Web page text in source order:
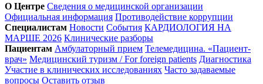
О Центре Сведения о медицинской организации
Официальная информация Противодействие коррупции
Специалистам Новости События КАРДИОЛОГИЯ НА
МАРШЕ 2026 Клинические разборы
Пациентам Амбулаторный прием Телемедицина. «Пациент-
врач» Медицинский туризм / For foreign patients Диагностика
Участие в клинических исследованиях Часто задаваемые
вопросы Оставить отзыв